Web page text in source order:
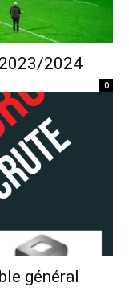
2023/2024
0
général